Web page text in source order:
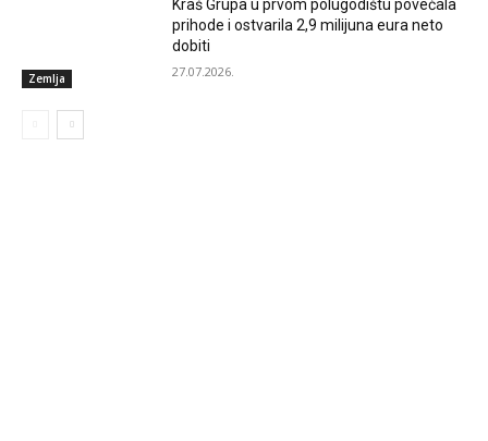
Zemlja
Kraš Grupa u prvom polugodištu povećala
prihode i ostvarila 2,9 milijuna eura neto
dobiti
27.07.2026.